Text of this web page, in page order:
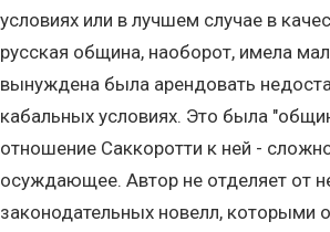
условиях или в лучшем случае в
русская община, наоборот, имела
вынуждена была арендовать
кабальных условиях. Это была
отношение Саккоротти к ней -
осуждающее. Автор не отделяет от
законодательных новелл, которыми